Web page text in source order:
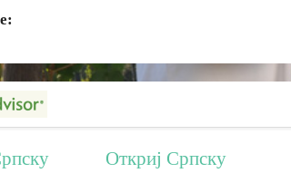
Откриј Српску